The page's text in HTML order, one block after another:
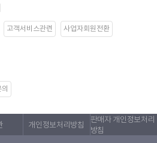
고객서비스관련 사업자회원전환
개인정보처리방침
판매자 개인정보처리
방침